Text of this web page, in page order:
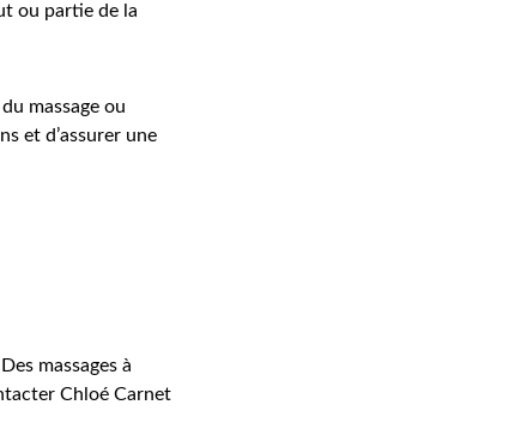
ou partie de la
massage ou
et d’assurer une
massages à
Chloé Carnet